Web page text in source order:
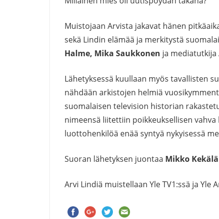
Muistojaan Arvista jakavat hänen
sekä Lindin elämää ja merkitystä
Halme, Mika Saukkonen ja mediatutkija
Lähetyksessä kuullaan myös tavallisten
nähdään arkistojen helmiä
suomalaisen television historian
nimeensä liitettiin poikkeuksellisen
luottohenkilöä enää syntyä nykyisessä
Suoran lähetyksen juontaa Mikko
Arvi Lindiä muistellaan Yle TV1:ssä ja Yle